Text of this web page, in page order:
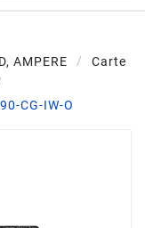
AMPERE
Carte
CG-IW-O